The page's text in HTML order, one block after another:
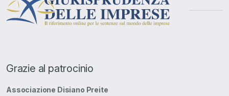
Grazie al patrocinio
Associazione Disiano Preite